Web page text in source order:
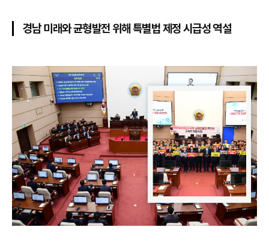
경남 미래와 균형발전 위해 특별법 제정 시급성 역설